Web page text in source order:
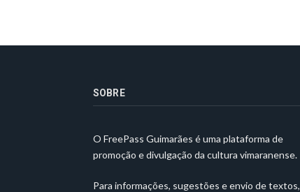
SOBRE
O FreePass Guimarães é uma plataforma de
promoção e divulgação da cultura vimaranense.
Para informações, sugestões e envio de textos,